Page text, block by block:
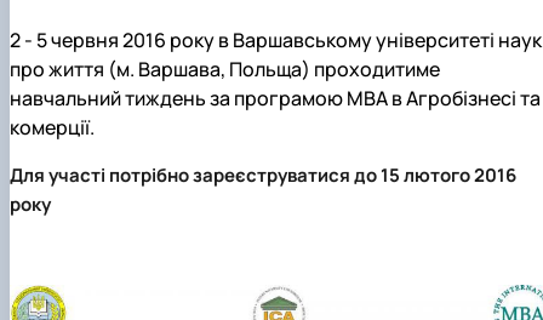
2 - 5 червня 2016 року в Варшавському університеті наук
про життя (м. Варшава, Польща) проходитиме
навчальний тиждень за програмою МВА в Агробізнесі та
комерції.
Для участі потрібно зареєструватися до 15 лютого 2016
року